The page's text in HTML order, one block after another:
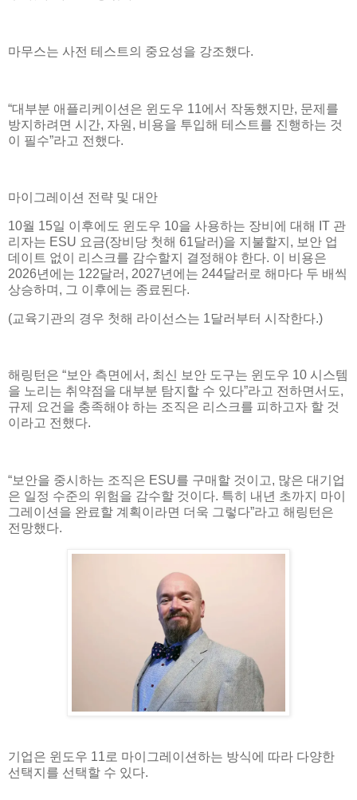
마무스는 사전 테스트의 중요성을 강조했다.
“대부분 애플리케이션은 윈도우 11에서 작동했지만, 문제를
방지하려면 시간, 자원, 비용을 투입해 테스트를 진행하는 것
이 필수”라고 전했다.
마이그레이션 전략 및 대안
10월 15일 이후에도 윈도우 10을 사용하는 장비에 대해 IT 관
리자는 ESU 요금(장비당 첫해 61달러)을 지불할지, 보안 업
데이트 없이 리스크를 감수할지 결정해야 한다. 이 비용은
2026년에는 122달러, 2027년에는 244달러로 해마다 두 배씩
상승하며, 그 이후에는 종료된다.
(교육기관의 경우 첫해 라이선스는 1달러부터 시작한다.)
해링턴은 “보안 측면에서, 최신 보안 도구는 윈도우 10 시스템
을 노리는 취약점을 대부분 탐지할 수 있다”라고 전하면서도,
규제 요건을 충족해야 하는 조직은 리스크를 피하고자 할 것
이라고 전했다.
“보안을 중시하는 조직은 ESU를 구매할 것이고, 많은 대기업
은 일정 수준의 위험을 감수할 것이다. 특히 내년 초까지 마이
그레이션을 완료할 계획이라면 더욱 그렇다”라고 해링턴은
전망했다.
기업은 윈도우 11로 마이그레이션하는 방식에 따라 다양한
선택지를 선택할 수 있다.